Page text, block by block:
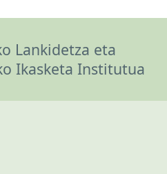
Lankidetza eta
Ikasketa Institutua